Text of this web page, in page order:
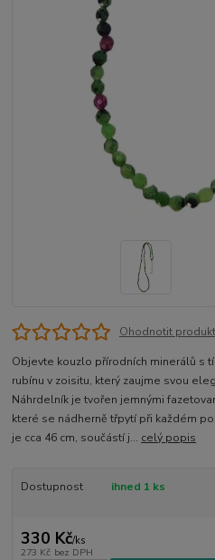
Ohodnotit produkt
Objevte kouzlo přírodních minerálů s
rubínu v zoisitu, který zaujme svou
Náhrdelník je tvořen jemnými
které se nádherně třpytí při každém
je cca 46 cm, součástí j... celý popis
Dostupnost ihned 1 ks
330 Kč/ks
273 Kč bez DPH